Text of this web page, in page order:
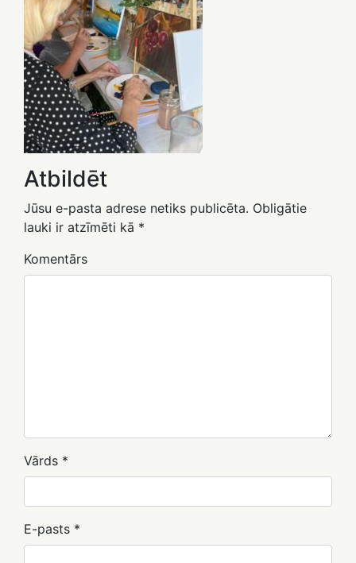
Atbildēt
Jūsu e-pasta adrese netiks publicēta. Obligātie
lauki ir atzīmēti kā *
Komentārs
Vārds *
E-pasts *